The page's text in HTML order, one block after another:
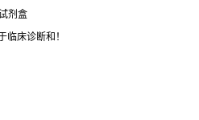
剂盒
临床诊断和！